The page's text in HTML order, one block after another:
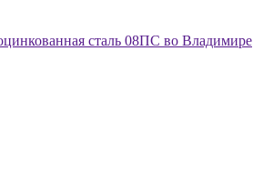
сталь 08ПС во Владимире